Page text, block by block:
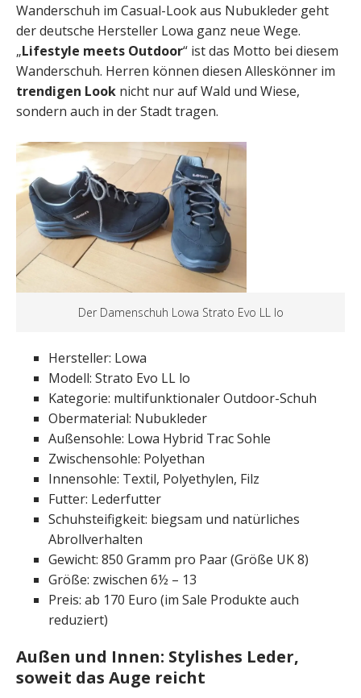
Wanderschuh im Casual-Look aus Nubukleder geht
der deutsche Hersteller Lowa ganz neue Wege.
„Lifestyle meets Outdoor“ ist das Motto bei diesem
Wanderschuh. Herren können diesen Alleskönner im
trendigen Look nicht nur auf Wald und Wiese,
sondern auch in der Stadt tragen.
Der Damenschuh Lowa Strato Evo LL lo
Hersteller: Lowa
Modell: Strato Evo LL lo
Kategorie: multifunktionaler Outdoor-Schuh
Obermaterial: Nubukleder
Außensohle: Lowa Hybrid Trac Sohle
Zwischensohle: Polyethan
Innensohle: Textil, Polyethylen, Filz
Futter: Lederfutter
Schuhsteifigkeit: biegsam und natürliches
Abrollverhalten
Gewicht: 850 Gramm pro Paar (Größe UK 8)
Größe: zwischen 6½ – 13
Preis: ab 170 Euro (im Sale Produkte auch
reduziert)
Außen und Innen: Stylishes Leder,
soweit das Auge reicht